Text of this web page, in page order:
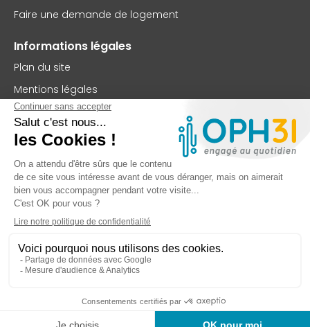
Faire une demande de logement
Informations légales
Plan du site
Mentions légales
Politique de confidentialité
Accessibilité : partiellement conforme
Nous contacter
OPH31
75 rue Saint-Jean
BP 63102
TEL : 05 62 73 56 00
FAX : 05 61 99 32 99
Contactez-nous